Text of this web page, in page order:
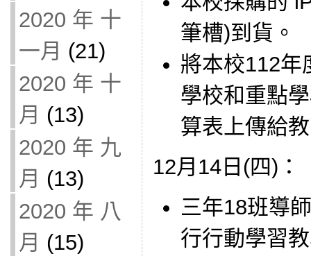
2020 年 十
一月 (21)
2020 年 十
月 (13)
2020 年 九
月 (13)
2020 年 八
月 (15)
筆槽)到貨。
將本校112年
學校和重點
算表上傳給
12月14日(四)：
三年18班導
行行動學習